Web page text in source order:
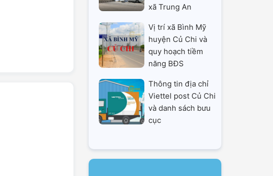
xã Trung An
Vị trí xã Bình Mỹ
huyện Củ Chi và
quy hoạch tiềm
năng BĐS
Thông tin địa chỉ
Viettel post Củ Chi
và danh sách bưu
cục